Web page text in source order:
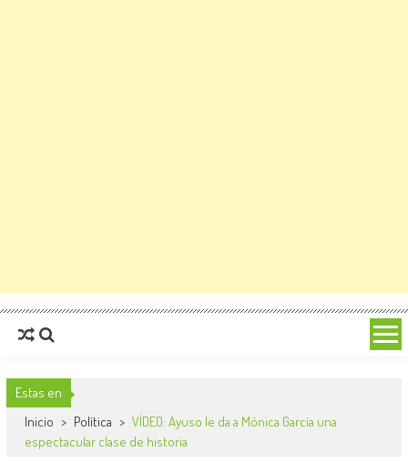
Estas en
Inicio > Política > VÍDEO: Ayuso le da a Mónica García una
espectacular clase de historia